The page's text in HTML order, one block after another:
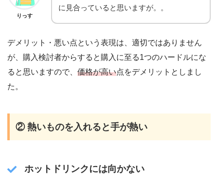
りっす
に見合っていると思いますが。。
デメリット・悪い点という表現は、適切ではありません
が、購入検討者からすると購入に至る1つのハードルにな
ると思いますので、 価格が高い点をデメリットとしまし
た。
② 熱いものを入れると手が熱い
ホットドリンクには向かない